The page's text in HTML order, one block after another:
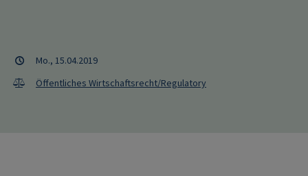
Mo., 15.04.2019
Öffentliches Wirtschaftsrecht/Regulatory